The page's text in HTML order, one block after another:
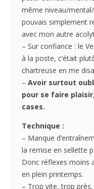
même niveau/
pouvais simplement
avec mon autre
– Sur confiance : le
à la poste, c’était
chartreuse en me
– Avoir surtout
pour se faire
cases.
Technique :
– Manque
la remise en sellette
Donc réflexes moins
en plein printemps.
– Trop vite, trop près.